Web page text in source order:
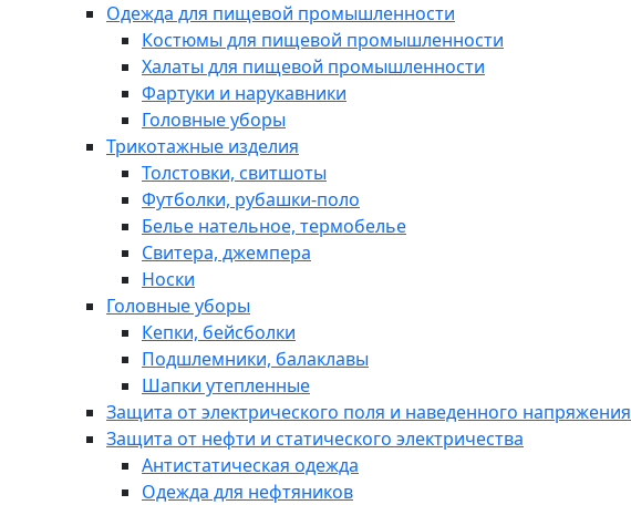
Одежда для пищевой промышленности
Костюмы для пищевой промышленности
Халаты для пищевой промышленности
Фартуки и нарукавники
Головные уборы
Трикотажные изделия
Толстовки, свитшоты
Футболки, рубашки-поло
Белье нательное, термобелье
Свитера, джемпера
Носки
Головные уборы
Кепки, бейсболки
Подшлемники, балаклавы
Шапки утепленные
Защита от электрического поля и наведенного напряжения
Защита от нефти и статического электричества
Антистатическая одежда
Одежда для нефтяников